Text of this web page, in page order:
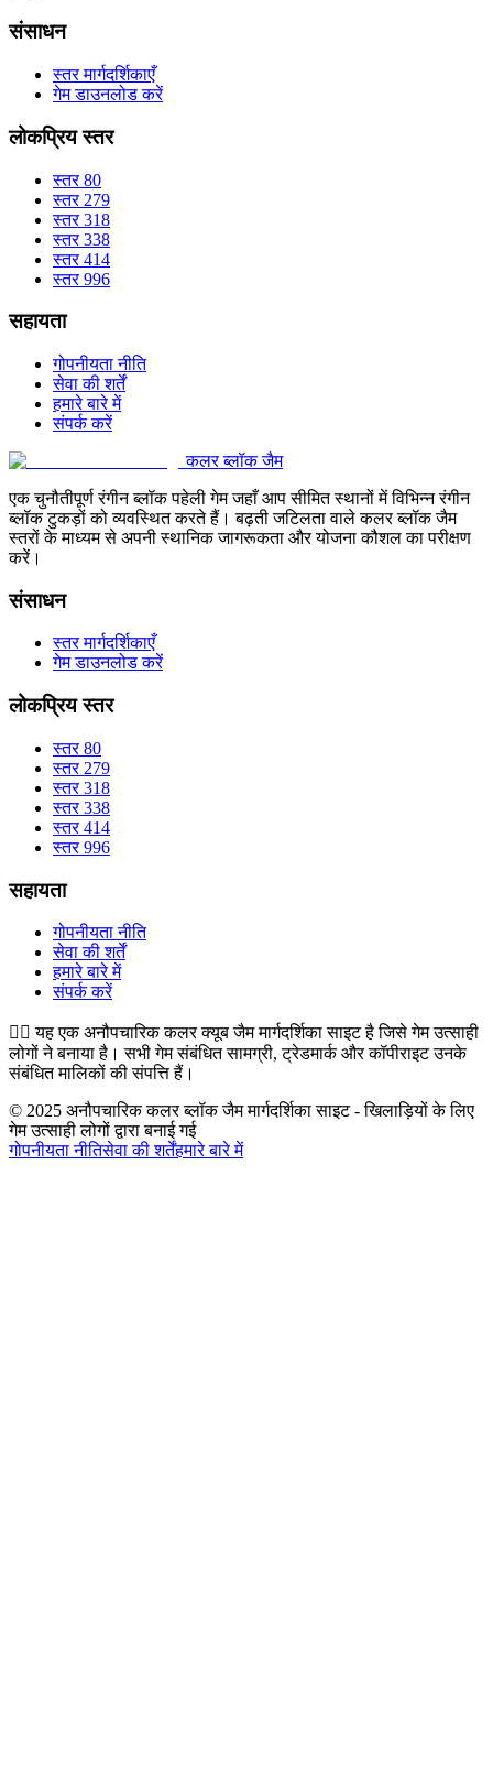
संसाधन
स्तर मार्गदर्शिकाएँ
गेम डाउनलोड करें
लोकप्रिय स्तर
स्तर 80
स्तर 279
स्तर 318
स्तर 338
स्तर 414
स्तर 996
सहायता
गोपनीयता नीति
सेवा की शर्तें
हमारे बारे में
संपर्क करें
कलर ब्लॉक जैम
एक चुनौतीपूर्ण रंगीन ब्लॉक पहेली गेम जहाँ आप सीमित स्थानों में विभिन्न रंगीन
ब्लॉक टुकड़ों को व्यवस्थित करते हैं। बढ़ती जटिलता वाले कलर ब्लॉक जैम
स्तरों के माध्यम से अपनी स्थानिक जागरूकता और योजना कौशल का परीक्षण
करें।
संसाधन
स्तर मार्गदर्शिकाएँ
गेम डाउनलोड करें
लोकप्रिय स्तर
स्तर 80
स्तर 279
स्तर 318
स्तर 338
स्तर 414
स्तर 996
सहायता
गोपनीयता नीति
सेवा की शर्तें
हमारे बारे में
संपर्क करें
👉🏻यह एक अनौपचारिक कलर क्यूब जैम मार्गदर्शिका साइट है जिसे गेम उत्साही
लोगों ने बनाया है। सभी गेम संबंधित सामग्री, ट्रेडमार्क और कॉपीराइट उनके
संबंधित मालिकों की संपत्ति हैं।
© 2025 अनौपचारिक कलर ब्लॉक जैम मार्गदर्शिका साइट - खिलाड़ियों के लिए
गेम उत्साही लोगों द्वारा बनाई गई
गोपनीयता नीतिसेवा की शर्तेंहमारे बारे में